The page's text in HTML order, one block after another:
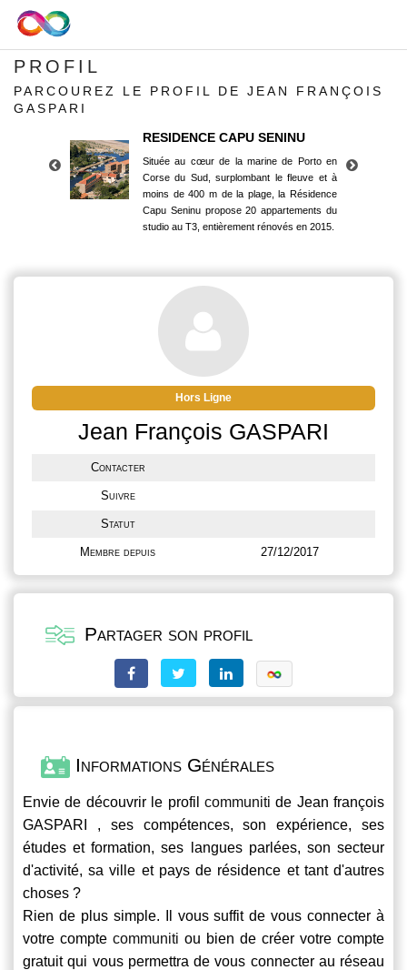
PROFIL
PARCOUREZ LE PROFIL DE JEAN FRANÇOIS
GASPARI
RESIDENCE CAPU SENINU
Située au cœur de la marine de Porto en
Corse du Sud, surplombant le fleuve et à
moins de 400 m de la plage, la Résidence
Capu Seninu propose 20 appartements du
studio au T3, entièrement rénovés en 2015.
Corse du Sud, surplombant le fleuve et à
moins de 400 m de la plage, la Résidence
Capu Seninu propose 20 appartements du
studio au T3, entièrement rénovés en 2015.
Hors Ligne
Jean François GASPARI
Contacter
Suivre
Statut
Membre depuis 27/12/2017
Partager son profil
Informations Générales
Envie de découvrir le profil communiti de Jean françois
GASPARI , ses compétences, son expérience, ses
études et formation, ses langues parlées, son secteur
d'activité, sa ville et pays de résidence et tant d'autres
choses ?
Rien de plus simple. Il vous suffit de vous connecter à
votre compte communiti ou bien de créer votre compte
gratuit qui vous permettra de vous connecter au réseau